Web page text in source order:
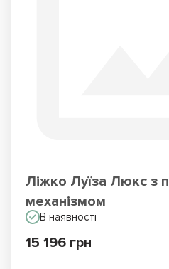
Ліжко Луїза Люкс з
механізмом
В наявності
15 196 грн